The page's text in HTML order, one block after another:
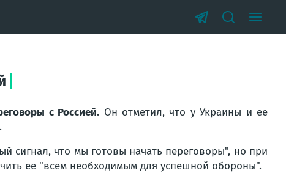
с Россией. Он отметил, что у Украины и ее
сигнал, что мы готовы начать переговоры", но при
ее "всем необходимым для успешной обороны".